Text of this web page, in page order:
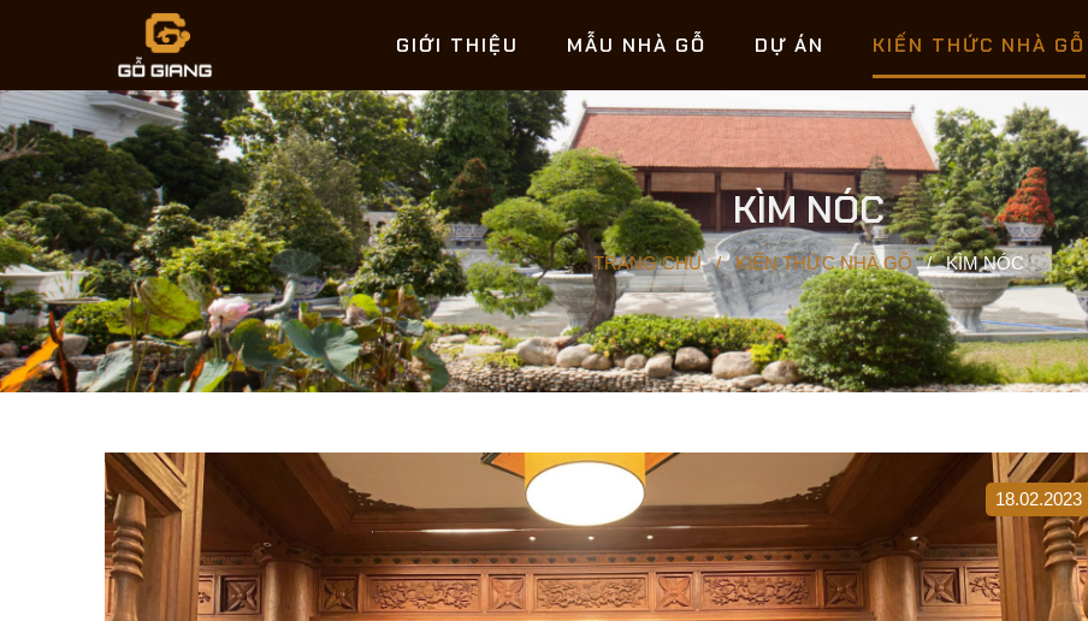
GIỚI THIỆU MẪU NHÀ GỖ DỰ ÁN KIẾN THỨC NHÀ GỖ
KÌM NÓC
TRANG CHỦ / KIẾN THỨC NHÀ GỖ / KÌM NÓC
18.02.2023